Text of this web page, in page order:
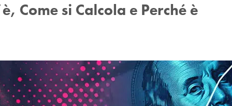
Come si Calcola e Perché è